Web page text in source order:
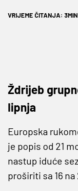
VRIJEME ČITANJA:
Ždrijeb
lipnja
Europska
je popis od 21
nastup iduće
proširiti sa 16 na